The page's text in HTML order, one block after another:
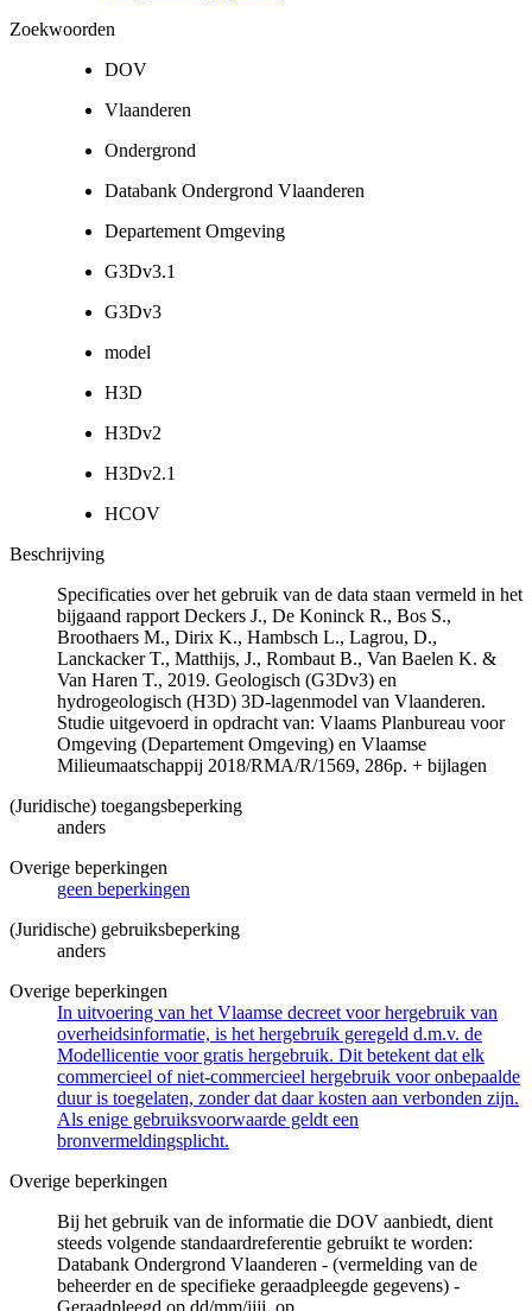
Zoekwoorden
DOV
Vlaanderen
Ondergrond
Databank Ondergrond Vlaanderen
Departement Omgeving
G3Dv3.1
G3Dv3
model
H3D
H3Dv2
H3Dv2.1
HCOV
Beschrijving
Specificaties over het gebruik van de data staan vermeld in het
bijgaand rapport Deckers J., De Koninck R., Bos S.,
Broothaers M., Dirix K., Hambsch L., Lagrou, D.,
Lanckacker T., Matthijs, J., Rombaut B., Van Baelen K. &
Van Haren T., 2019. Geologisch (G3Dv3) en
hydrogeologisch (H3D) 3D-lagenmodel van Vlaanderen.
Studie uitgevoerd in opdracht van: Vlaams Planbureau voor
Omgeving (Departement Omgeving) en Vlaamse
Milieumaatschappij 2018/RMA/R/1569, 286p. + bijlagen
(Juridische) toegangsbeperking
anders
Overige beperkingen
geen beperkingen
(Juridische) gebruiksbeperking
anders
Overige beperkingen
In uitvoering van het Vlaamse decreet voor hergebruik van
overheidsinformatie, is het hergebruik geregeld d.m.v. de
Modellicentie voor gratis hergebruik. Dit betekent dat elk
commercieel of niet-commercieel hergebruik voor onbepaalde
duur is toegelaten, zonder dat daar kosten aan verbonden zijn.
Als enige gebruiksvoorwaarde geldt een
bronvermeldingsplicht.
Overige beperkingen
Bij het gebruik van de informatie die DOV aanbiedt, dient
steeds volgende standaardreferentie gebruikt te worden:
Databank Ondergrond Vlaanderen - (vermelding van de
beheerder en de specifieke geraadpleegde gegevens) -
Geraadpleegd op dd/mm/jjjj, op